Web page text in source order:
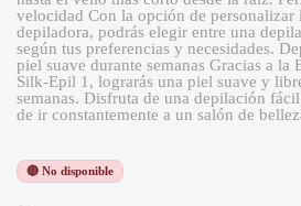
velocidad Con la opción de personalizar
depiladora, podrás elegir entre una
según tus preferencias y necesidades.
piel suave durante semanas Gracias a la
Silk-Epil 1, lograrás una piel suave y
semanas. Disfruta de una depilación
de ir constantemente a un salón de
🔴 No disponible